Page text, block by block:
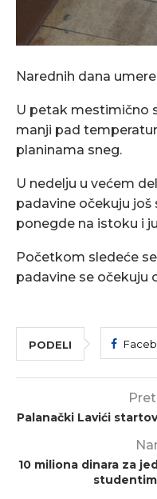
Narednih dana
U petak mestimično
manji pad
planinama sneg.
U nedelјu u većem
padavine očekuju
ponegde na istoku i
Početkom sledeće
padavine se očekuju
PODELI
Palanački Lavići
10 miliona dinara za